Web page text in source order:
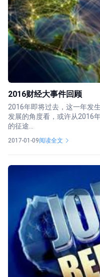
2016财经大事件回顾
2016年即将过去，这一年发
发展的角度看，或许从2016
的征途...
2017-01-09阅读全文